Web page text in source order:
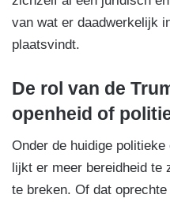
van wat er daadwerkelijk
plaatsvindt.
De rol van de
openheid of
Onder de huidige
lijkt er meer bereidheid te
te breken. Of dat